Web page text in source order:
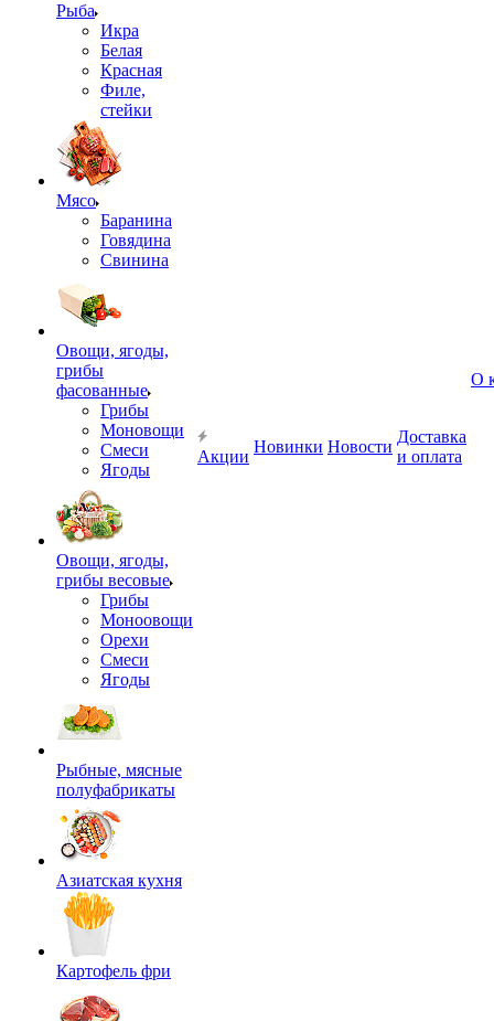
Рыба
Икра
Белая
Красная
Филе,
стейки
Мясо
Баранина
Говядина
Свинина
Овощи, ягоды,
грибы
фасованные
Грибы
Моновощи
Смеси
Ягоды
Овощи, ягоды,
грибы весовые
Грибы
Моноовощи
Орехи
Смеси
Ягоды
Рыбные, мясные
полуфабрикаты
Азиатская кухня
Картофель фри
Акции
Новинки Новости
Доставка
и оплата
О